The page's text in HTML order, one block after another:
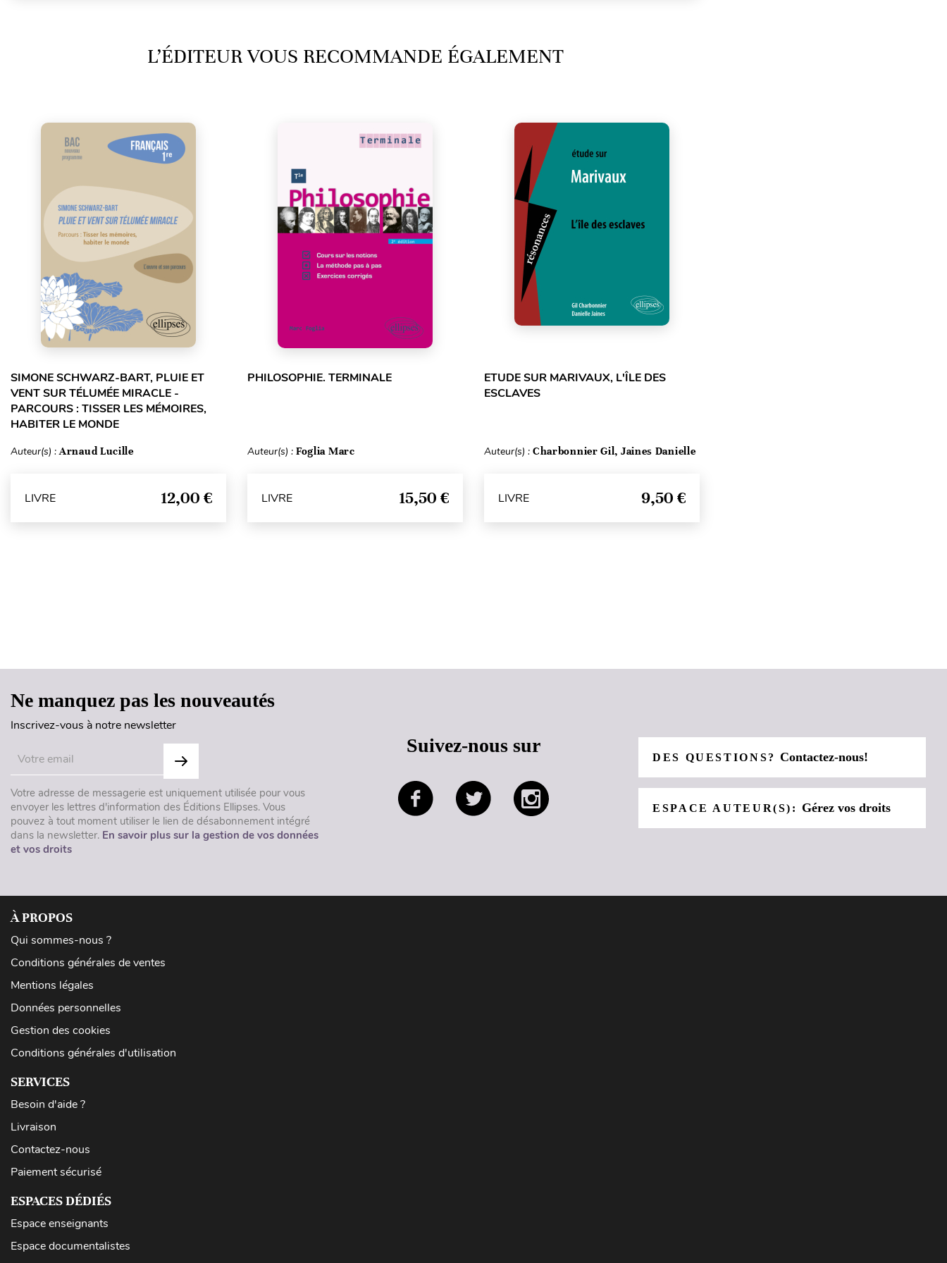
L’ÉDITEUR VOUS RECOMMANDE ÉGALEMENT
SIMONE SCHWARZ-BART, PLUIE ET
VENT SUR TÉLUMÉE MIRACLE -
PARCOURS : TISSER LES MÉMOIRES,
HABITER LE MONDE
Auteur(s) :Arnaud Lucille
LIVRE 12,00 €
PHILOSOPHIE. TERMINALE
Auteur(s) : Foglia Marc
LIVRE 15,50 €
ETUDE SUR MARIVAUX, L'ÎLE DES
ESCLAVES
Auteur(s) : Charbonnier Gil, Jaines Danielle
LIVRE 9,50 €
Ne manquez pas les nouveautés
Inscrivez-vous à notre newsletter
Votre adresse de messagerie est uniquement utilisée pour vous
envoyer les lettres d'information des Éditions Ellipses. Vous
pouvez à tout moment utiliser le lien de désabonnement intégré
dans la newsletter. En savoir plus sur la gestion de vos données
et vos droits
Suivez-nous sur
DES QUESTIONS?Contactez-nous!
ESPACE AUTEUR(S): Gérez vos droits
À PROPOS
Qui sommes-nous ?
Conditions générales de ventes
Mentions légales
Données personnelles
Gestion des cookies
Conditions générales d'utilisation
SERVICES
Besoin d'aide ?
Livraison
Contactez-nous
Paiement sécurisé
ESPACES DÉDIÉS
Espace enseignants
Espace documentalistes